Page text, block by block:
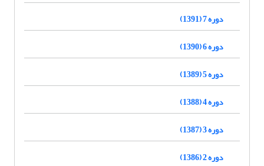
دوره 7 (1391)
دوره 6 (1390)
دوره 5 (1389)
دوره 4 (1388)
دوره 3 (1387)
دوره 2 (1386)